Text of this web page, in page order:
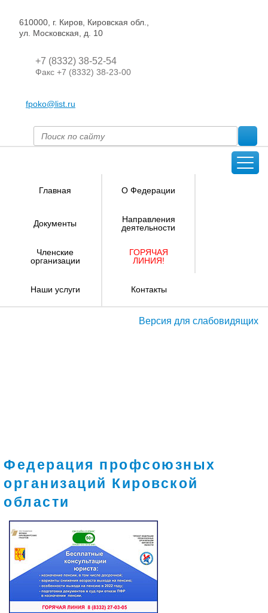
610000, г. Киров, Кировская обл.,
ул. Московская, д. 10
+7 (8332) 38-52-54
Факс +7 (8332) 38-23-00
fpoko@list.ru
Главная О Федерации
Документы
Направления
деятельности
Членские
организации
ГОРЯЧАЯ
ЛИНИЯ!
Наши услуги Контакты
Версия для слабовидящих
Федерация профсоюзных
организаций Кировской
области